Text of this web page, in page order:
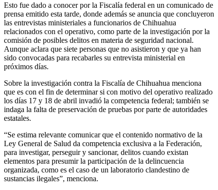
Esto fue dado a conocer por la Fiscalía federal en un comunicado de
prensa emitido esta tarde, donde además se anuncia que concluyeron
las entrevistas ministeriales a funcionarios de Chihuahua
relacionados con el operativo, como parte de la investigación por la
comisión de posibles delitos en materia de seguridad nacional.
Aunque aclara que siete personas que no asistieron y que ya han
sido convocadas para recabarles su entrevista ministerial en
próximos días.
Sobre la investigación contra la Fiscalía de Chihuahua menciona
que es con el fin de determinar si con motivo del operativo realizado
los días 17 y 18 de abril invadió la competencia federal; también se
indaga la falta de preservación de pruebas por parte de autoridades
estatales.
“Se estima relevante comunicar que el contenido normativo de la
Ley General de Salud da competencia exclusiva a la Federación,
para investigar, perseguir y sancionar, delitos cuando existan
elementos para presumir la participación de la delincuencia
organizada, como es el caso de un laboratorio clandestino de
sustancias ilegales”, menciona.